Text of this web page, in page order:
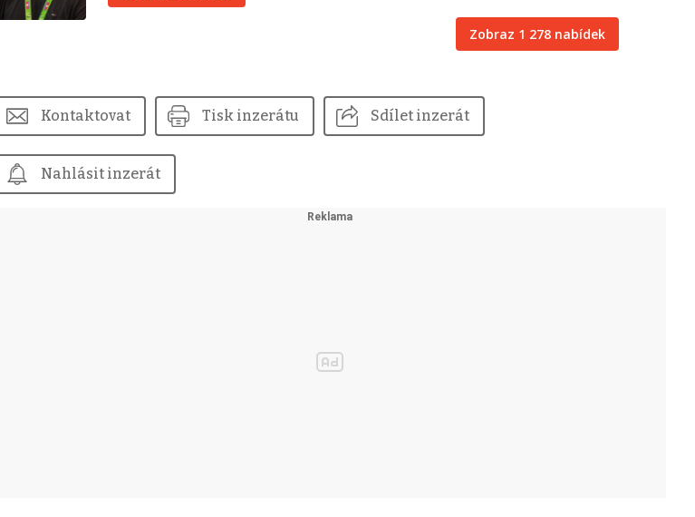
Zobraz 1 278 nabídek
Kontaktovat Tisk inzerátu Sdílet inzerát
Nahlásit inzerát